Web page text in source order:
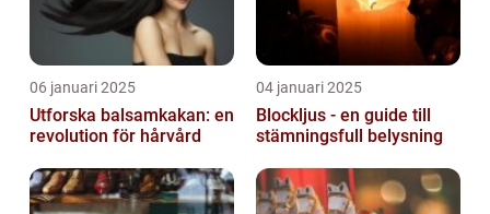
06 januari 2025
Utforska balsamkakan: en
revolution för hårvård
04 januari 2025
Blockljus - en guide till
stämningsfull belysning